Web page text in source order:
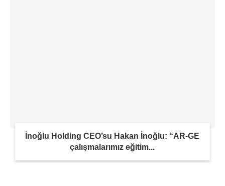
İnoğlu Holding CEO’su Hakan İnoğlu: “AR-GE
çalışmalarımız eğitim...